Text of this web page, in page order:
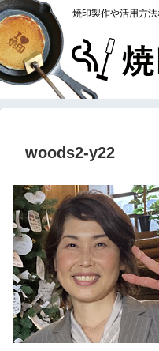
焼印製作や活用方
woods2-y22